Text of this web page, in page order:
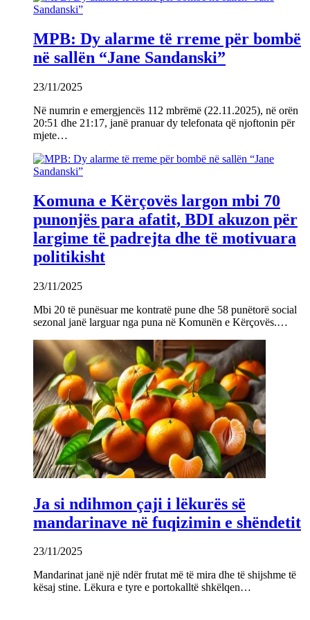
MPB: Dy alarme të rreme për bombë
në sallën “Jane Sandanski”
23/11/2025
Në numrin e emergjencës 112 mbrëmë (22.11.2025), në orën
20:51 dhe 21:17, janë pranuar dy telefonata që njoftonin për
mjete…
Komuna e Kërçovës largon mbi 70
punonjës para afatit, BDI akuzon për
largime të padrejta dhe të motivuara
politikisht
23/11/2025
Mbi 20 të punësuar me kontratë pune dhe 58 punëtorë social
sezonal janë larguar nga puna në Komunën e Kërçovës.…
Ja si ndihmon çaji i lëkurës së
mandarinave në fuqizimin e shëndetit
23/11/2025
Mandarinat janë një ndër frutat më të mira dhe të shijshme të
kësaj stine. Lëkura e tyre e portokalltë shkëlqen…